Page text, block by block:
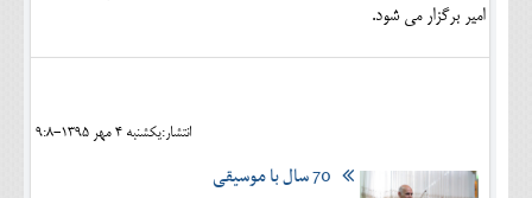
امیر برگزار می شود.
انتشار:يکشنبه 4 مهر 1395-9:8
70 سال با موسیقی